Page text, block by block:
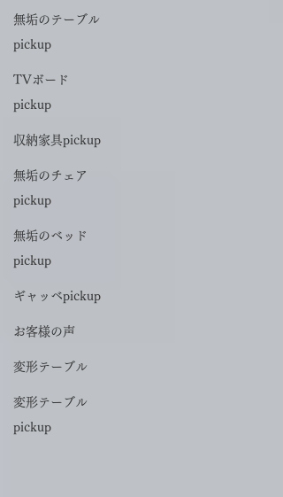
無垢のテーブル
pickup
TVボード
pickup
収納家具pickup
無垢のチェア
pickup
無垢のベッド
pickup
ギャッベpickup
お客様の声
変形テーブル
変形テーブル
pickup